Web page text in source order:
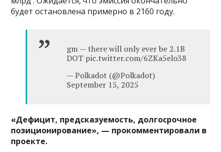
будет остановлена примерно в 2160 году.
gm — there will only ever be 2.1B
DOT pic.twitter.com/6ZKa5elo38
— Polkadot (@Polkadot)
September 15, 2025
«Дефицит, предсказуемость, долгосрочное
позиционирование», — прокомментировали в
проекте.